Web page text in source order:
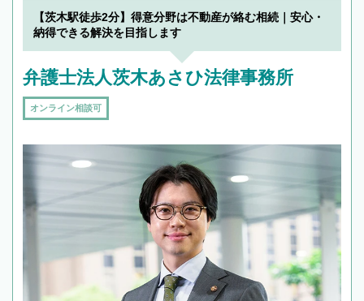
【茨木駅徒歩2分】得意分野は不動産が絡む相続｜安心・
納得できる解決を目指します
弁護士法人茨木あさひ法律事務所
オンライン相談可